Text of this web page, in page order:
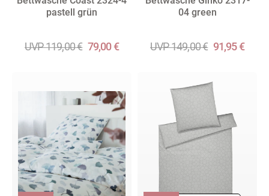
pastell grün
UVP 119,00 € 79,00 €
04 green
UVP 149,00 € 91,95 €